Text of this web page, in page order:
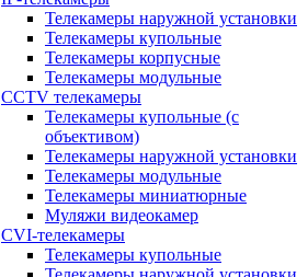
Телекамеры наружной установки
Телекамеры купольные
Телекамеры корпусные
Телекамеры модульные
CCTV телекамеры
Телекамеры купольные (с
объективом)
Телекамеры наружной установки
Телекамеры модульные
Телекамеры миниатюрные
Муляжи видеокамер
CVI-телекамеры
Телекамеры купольные